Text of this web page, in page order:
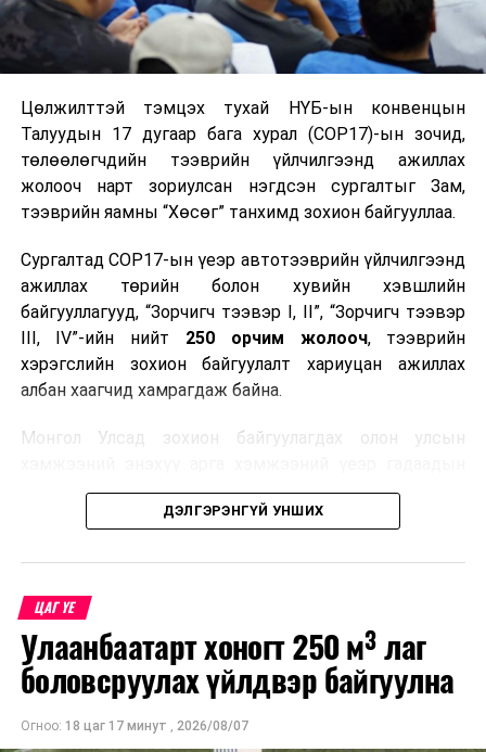
Цөлжилттэй тэмцэх тухай НҮБ-ын конвенцын
Талуудын 17 дугаар бага хурал (COP17)-ын зочид,
төлөөлөгчдийн тээврийн үйлчилгээнд ажиллах
жолооч нарт зориулсан нэгдсэн сургалтыг Зам,
тээврийн яамны “Хөсөг” танхимд зохион байгууллаа.
Сургалтад COP17-ын үеэр автотээврийн үйлчилгээнд
ажиллах төрийн болон хувийн хэвшлийн
байгууллагууд, “Зорчигч тээвэр I, II”, “Зорчигч тээвэр
III, IV”-ийн нийт 250 орчим жолооч, тээврийн
хэрэгслийн зохион байгуулалт хариуцан ажиллах
албан хаагчид хамрагдаж байна.
Монгол Улсад зохион байгуулагдах олон улсын
зочид, төлөөлөгчдөд аюулгүй, шуурхай, соёлтой,
мэргэжлийн түвшинд тээврийн үйлчилгээ үзүүлэх
зохион байгуулалтын онцлог, зочид, төлөөлөгчдийн
ангилал, үйлчилгээний стандарт, жолооч нарын үүрэг
хариуцлага, сахилга бат, үйлчилгээний соёл, ёс зүй,
мэргэжлийн харилцааны талаар нэгдсэн мэдээлэл
өгчээ.
ДЭЛГЭРЭНГҮЙ УНШИХ
ЦАГ ҮЕ
Улаанбаатарт хоногт 250 м³ лаг
боловсруулах үйлдвэр байгуулна
Огноо: 18 цаг 17 минут , 2026/08/07